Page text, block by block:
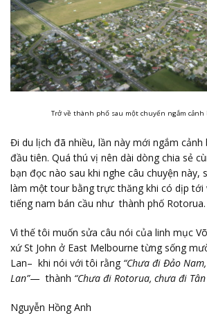
Trở về thành phố sau một chuyến ngắm cảnh
Đi du lịch đã nhiều, lần này mới ngắm cảnh
đầu tiên. Quá thú vị nên dài dòng chia sẻ
bạn đọc nào sau khi nghe câu chuyện này,
làm một tour bằng trực thăng khi có dịp tới
tiếng nam bán cầu như thành phố Rotorua.
Vì thế tôi muốn sửa câu nói của linh mục
xứ St John ở East Melbourne từng sống
Lan– khi nói với tôi rằng “Chưa đi Đảo
Lan”— thành “Chưa đi Rotorua, chưa đi Tân
Nguyễn Hồng Anh